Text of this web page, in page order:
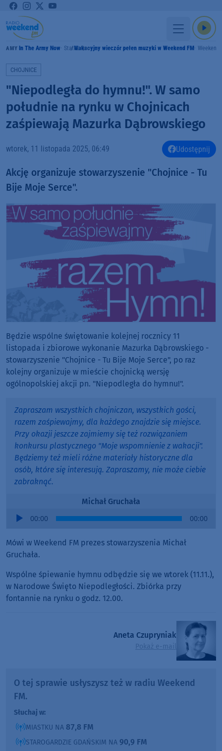
In The Army Now Status Quo
Wakacyjny wieczór pełen muzyki w Weekend FM Weekend
CHOJNICE
"Niepodległa do hymnu!". W samo
południe na rynku w Chojnicach
zaśpiewają Mazurka Dąbrowskiego
wtorek, 11 listopada 2025, 06:49 Udostępnij
Akcję organizuje stowarzyszenie "Chojnice - Tu
Bije Moje Serce".
Będzie wspólne świętowanie kolejnej rocznicy 11
listopada i zbiorowe wykonanie Mazurka Dąbrowskiego -
stowarzyszenie "Chojnice - Tu Bije Moje Serce", po raz
kolejny organizuje w mieście chojnicką wersję
ogólnopolskiej akcji pn. "Niepodległa do hymnu!".
Zapraszam wszystkich chojniczan, wszystkich gości,
razem zaśpiewajmy, dla każdego znajdzie się miejsce.
Przy okazji jeszcze zajmiemy się też rozwiązaniem
konkursu plastycznego "Moje wspomnienie z wakacji".
Będziemy też mieli różne materiały historyczne dla
osób, które się interesują. Zapraszamy, nie może ciebie
zabraknąć.
Michał Gruchała
Audio
00:00 00:00
Mówi w Weekend FM prezes stowarzyszenia Michał
Gruchała.
Wspólne śpiewanie hymnu odbędzie się we wtorek (11.11.),
w Narodowe Święto Niepodległości. Zbiórka przy
fontannie na rynku o godz. 12.00.
Aneta Czupryniak
Pokaż e-mail
O tej sprawie usłyszysz też w radiu Weekend
FM.
Słuchaj w:
MIASTKU NA 87,8 FM
STAROGARDZIE GDAŃSKIM NA 90,9 FM